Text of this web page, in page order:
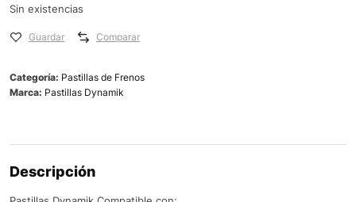
Sin existencias
Guardar Comparar
Categoría: Pastillas de Frenos
Marca: Pastillas Dynamik
Descripción